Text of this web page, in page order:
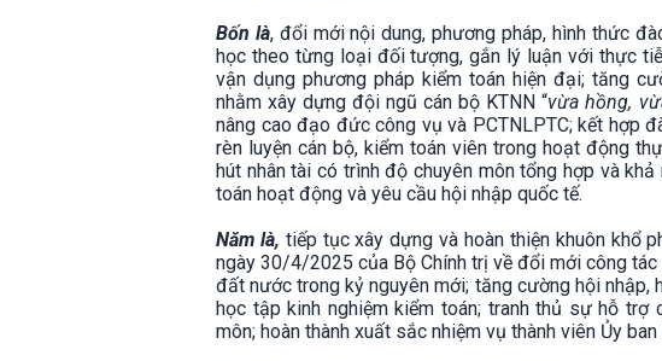
Bốn là, đổi mới nội dung, phương pháp, hình thức
học theo từng loại đối tượng, gắn lý luận với thực
vận dụng phương pháp kiểm toán hiện đại; tăng
nhằm xây dựng đội ngũ cán bộ KTNN “vừa hồng,
nâng cao đạo đức công vụ và PCTNLPTC; kết hợp
rèn luyện cán bộ, kiểm toán viên trong hoạt động
hút nhân tài có trình độ chuyên môn tổng hợp và
toán hoạt động và yêu cầu hội nhập quốc tế.
Năm là, tiếp tục xây dựng và hoàn thiện khuôn khổ
ngày 30/4/2025 của Bộ Chính trị về đổi mới công
đất nước trong kỷ nguyên mới; tăng cường hội
học tập kinh nghiệm kiểm toán; tranh thủ sự hỗ
môn; hoàn thành xuất sắc nhiệm vụ thành viên Ủy